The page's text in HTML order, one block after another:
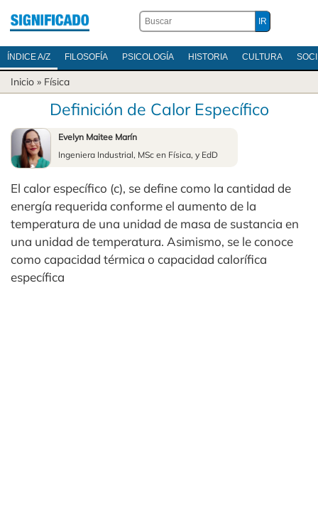
ÍNDICE A/Z FILOSOFÍA PSICOLOGÍA HISTORIA CULTURA
Inicio » Física
Definición de Calor Específico
Evelyn Maitee Marín
Ingeniera Industrial, MSc en Física, y EdD
El calor específico (c), se define como la cantidad de
energía requerida conforme el aumento de la
temperatura de una unidad de masa de sustancia en
una unidad de temperatura. Asimismo, se le conoce
como capacidad térmica o capacidad calorífica
específica